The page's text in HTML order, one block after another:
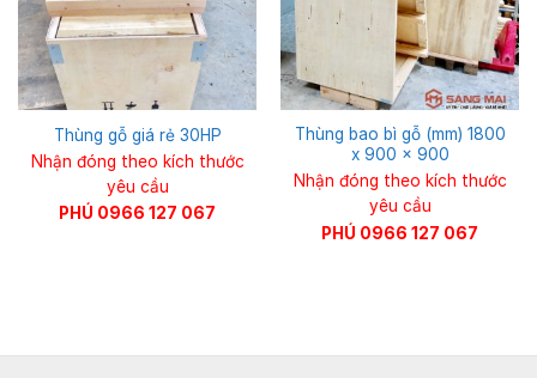
Thùng gỗ giá rẻ 30HP
Nhận đóng theo kích thước
yêu cầu
PHÚ 0966 127 067
Thùng bao bì gỗ (mm) 1800
x 900 x 900
Nhận đóng theo kích thước
yêu cầu
PHÚ 0966 127 067